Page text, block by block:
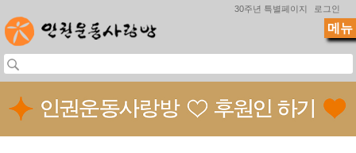
30주년 특별페이지 로그인
메뉴